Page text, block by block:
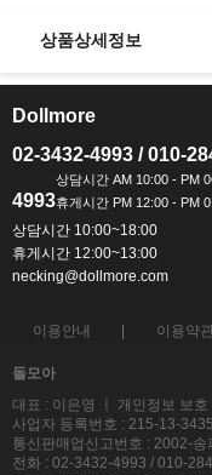
상품상세정보
Dollmore
02-3432-4993 / 010-
4993
상담시간 10:00~18:00
휴게시간 12:00~13:00
necking@dollmore.com
이용안내 이용약
돌모아
대표 : 이은영 ㅣ 개인정보 보호
사업자 등록번호 : 215-13-
통신판매업신고번호 : 2002-송
전화 : 02-3432-4993 / 010-